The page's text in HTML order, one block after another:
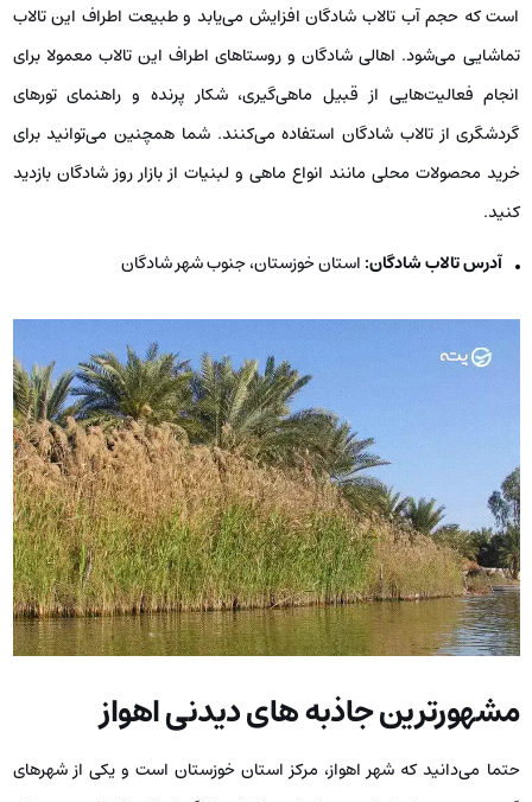
است که حجم آب تالاب شادگان افزایش می‌یابد و طبیعت اطراف این تالاب
تماشایی می‌شود. اهالی شادگان و روستاهای اطراف این تالاب معمولا برای
انجام فعالیت‌هایی از قبیل ماهی‌گیری، شکار پرنده و راهنمای تورهای
گردشگری از تالاب شادگان استفاده می‌کنند. شما همچنین می‌توانید برای
خرید محصولات محلی مانند انواع ماهی و لبنیات از بازار روز شادگان بازدید
کنید.
آدرس تالاب شادگان: استان خوزستان، جنوب شهر شادگان
مشهورترین جاذبه های دیدنی اهواز
حتما می‌دانید که شهر اهواز، مرکز استان خوزستان است و یکی از شهرهای